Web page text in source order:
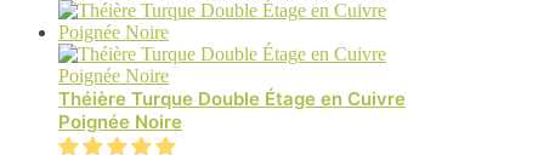
Théière Turque Double Étage en Cuivre
Poignée Noire